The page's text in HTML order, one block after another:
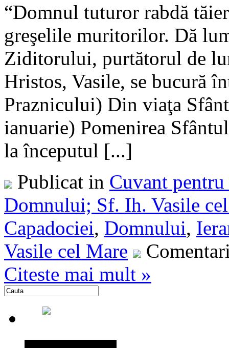
“Domnul tuturor rabdă
greşelile muritorilor. Dă
Ziditorului, purtătorul de
Hristos, Vasile, se bucură
Praznicului) Din viaţa
ianuarie) Pomenirea
la începutul [...]
Publicat in Cuvant
Domnului; Sf. Ih. Vasile
Capadociei, Domnului,
Vasile cel Mare
Citeste mai mult »